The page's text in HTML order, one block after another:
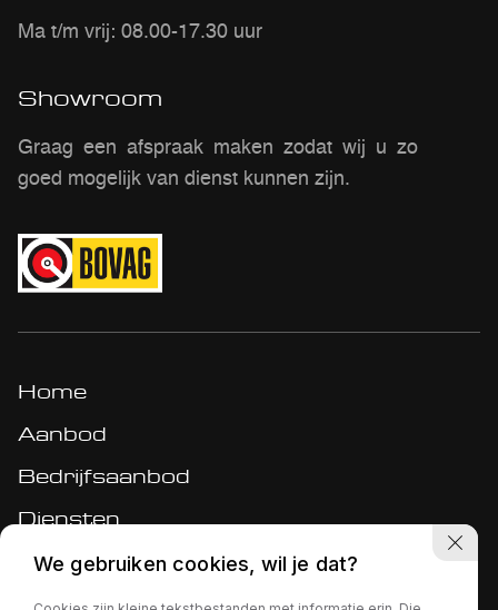
Ma t/m vrij: 08.00-17.30 uur
Showroom
Graag een afspraak maken zodat wij u zo
goed mogelijk van dienst kunnen zijn.
Home
Aanbod
Bedrijfsaanbod
Diensten
Werkplaats
Over ons
We gebruiken cookies, wil je dat?